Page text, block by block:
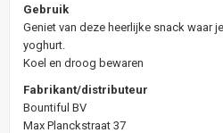
Gebruik
Geniet van deze heerlijke snack waar
yoghurt.
Koel en droog bewaren
Fabrikant/distributeur
Bountiful BV
Max Planckstraat 37